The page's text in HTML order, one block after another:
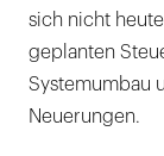
sich nicht
geplanten
Systemumbau
Neuerungen.